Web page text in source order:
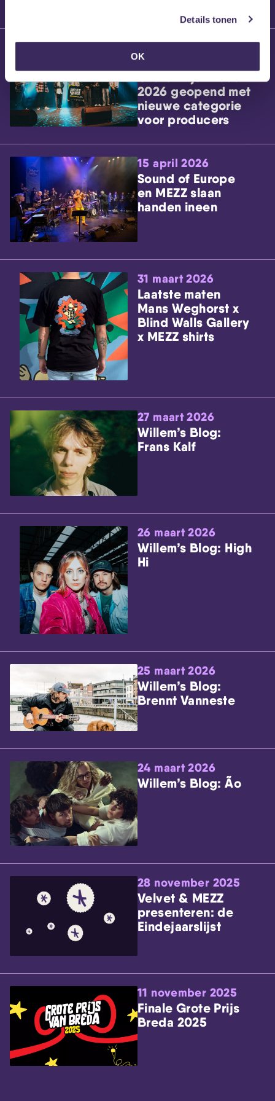
Details tonen
OK
28 april 2026
Aanmeldingen
Grote Prijs Breda
2026 geopend met
nieuwe categorie
voor producers
15 april 2026
Sound of Europe
en MEZZ slaan
handen ineen
31 maart 2026
Laatste maten
Mans Weghorst x
Blind Walls Gallery
x MEZZ shirts
27 maart 2026
Willem’s Blog:
Frans Kalf
26 maart 2026
Willem’s Blog: High
Hi
25 maart 2026
Willem’s Blog:
Brennt Vanneste
24 maart 2026
Willem’s Blog: Ão
28 november 2025
Velvet & MEZZ
presenteren: de
Eindejaarslijst
11 november 2025
Finale Grote Prijs
Breda 2025